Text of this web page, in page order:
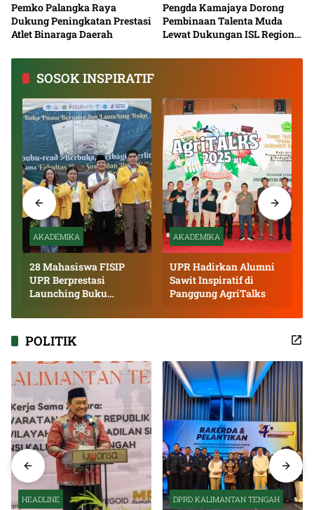
Pemko Palangka Raya
Dukung Peningkatan Prestasi
Atlet Binaraga Daerah
Pengda Kamajaya Dorong
Pembinaan Talenta Muda
Lewat Dukungan ISL Regional
SOSOK INSPIRATIF
AKADEMIKA
28 Mahasiswa FISIP
UPR Berprestasi
Launching Buku
AKADEMIKA
UPR Hadirkan Alumni
Sawit Inspiratif di
Panggung AgriTalks
POLITIK
HEADLINE DPRD KALIMANTAN TENGAH